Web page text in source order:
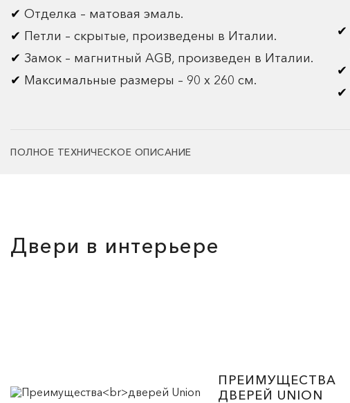
Отделка – матовая эмаль.
Петли – скрытые, произведены в Италии.
Замок – магнитный AGB, произведен в Италии.
Максимальные размеры – 90 х 260 см.
ПОЛНОЕ ТЕХНИЧЕСКОЕ ОПИСАНИЕ
Двери в интерьере
ПРЕИМУЩЕСТВА
ДВЕРЕЙ UNION